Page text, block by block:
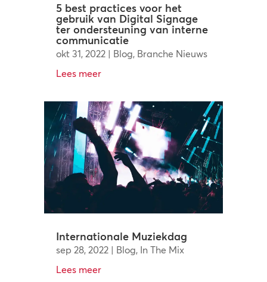
5 best practices voor het
gebruik van Digital Signage
ter ondersteuning van interne
communicatie
okt 31, 2022| Blog, Branche Nieuws
Lees meer
Internationale Muziekdag
sep 28, 2022| Blog, In The Mix
Lees meer